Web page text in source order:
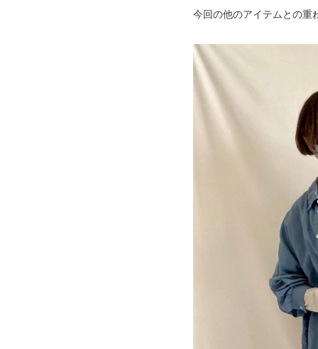
今回の他のアイテムとの重